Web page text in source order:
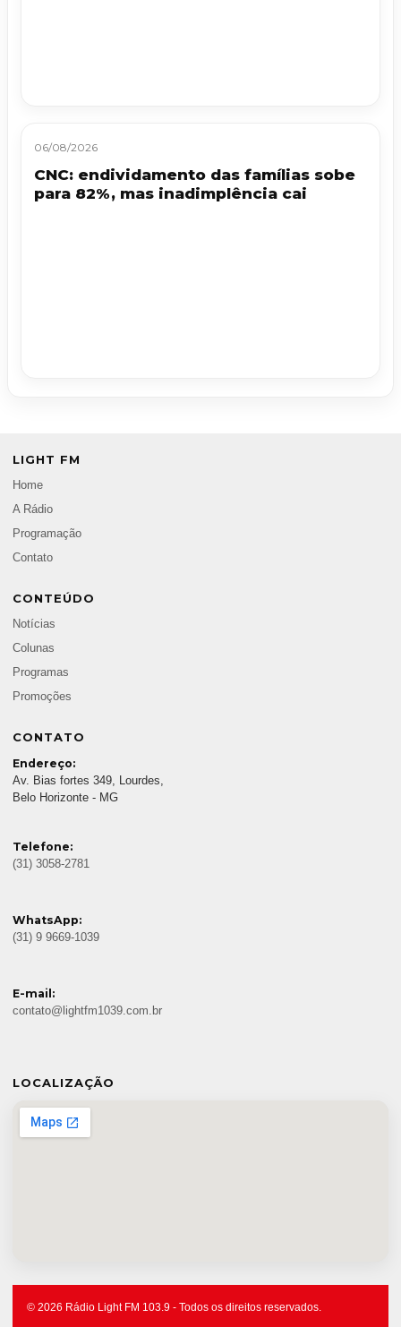
06/08/2026
CNC: endividamento das famílias sobe
para 82%, mas inadimplência cai
LIGHT FM
Home
A Rádio
Programação
Contato
CONTEÚDO
Notícias
Colunas
Programas
Promoções
CONTATO
Endereço:
Av. Bias fortes 349, Lourdes,
Belo Horizonte - MG
Telefone:
(31) 3058-2781
WhatsApp:
(31) 9 9669-1039
E-mail:
contato@lightfm1039.com.br
LOCALIZAÇÃO
© 2026 Rádio Light FM 103.9 - Todos os direitos reservados.